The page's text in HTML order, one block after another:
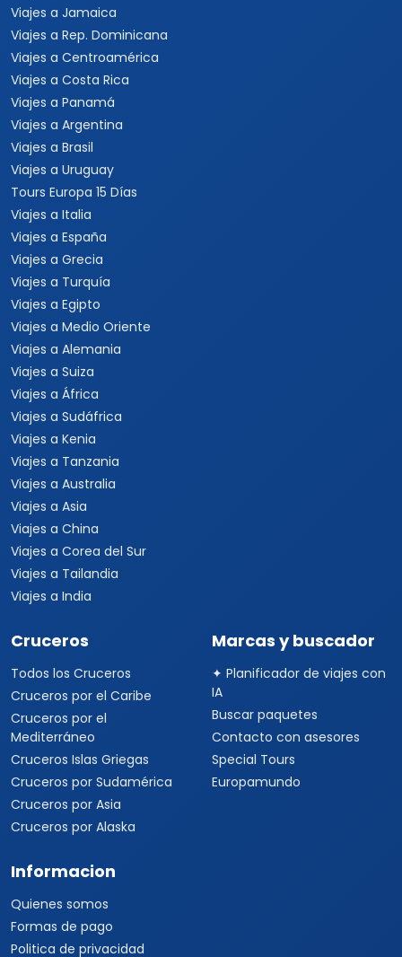
Viajes a Jamaica
Viajes a Rep. Dominicana
Viajes a Centroamérica
Viajes a Costa Rica
Viajes a Panamá
Viajes a Argentina
Viajes a Brasil
Viajes a Uruguay
Tours Europa 15 Días
Viajes a Italia
Viajes a España
Viajes a Grecia
Viajes a Turquía
Viajes a Egipto
Viajes a Medio Oriente
Viajes a Alemania
Viajes a Suiza
Viajes a África
Viajes a Sudáfrica
Viajes a Kenia
Viajes a Tanzania
Viajes a Australia
Viajes a Asia
Viajes a China
Viajes a Corea del Sur
Viajes a Tailandia
Viajes a India
Cruceros
Todos los Cruceros
Cruceros por el Caribe
Cruceros por el
Mediterráneo
Cruceros Islas Griegas
Cruceros por Sudamérica
Cruceros por Asia
Cruceros por Alaska
Marcas y buscador
✦ Planificador de viajes con
IA
Buscar paquetes
Contacto con asesores
Special Tours
Europamundo
Informacion
Quienes somos
Formas de pago
Politica de privacidad